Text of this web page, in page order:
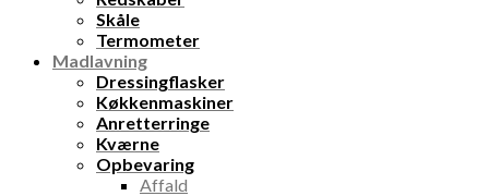
Skåle
Termometer
Madlavning
Dressingflasker
Køkkenmaskiner
Anretterringe
Kværne
Opbevaring
Affald